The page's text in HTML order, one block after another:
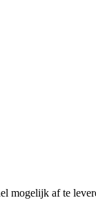
mogelijk af te